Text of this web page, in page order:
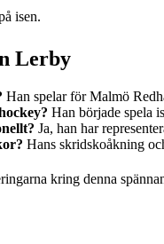
isen.
Lerby
Han spelar för Malmö
Han började spela
Ja, han har
Hans skridskoåkning
kring denna